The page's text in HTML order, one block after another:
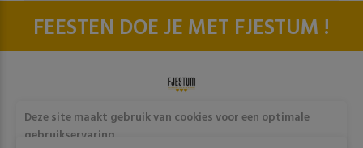
FEESTEN DOE JE MET FJESTUM !
© fjestum 2020-2026. All Rights ReservedCookie & Privacy
Deze site maakt gebruik van cookies voor een optimale
gebruikservaring